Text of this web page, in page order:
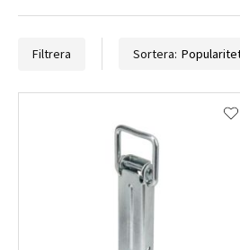
Filtrera Sortera: